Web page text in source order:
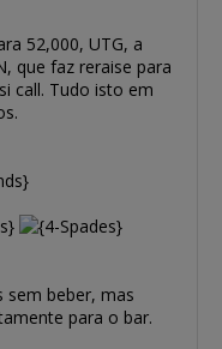
52,000, UTG, a
que faz reraise para
call. Tudo isto em
sem beber, mas
para o bar.